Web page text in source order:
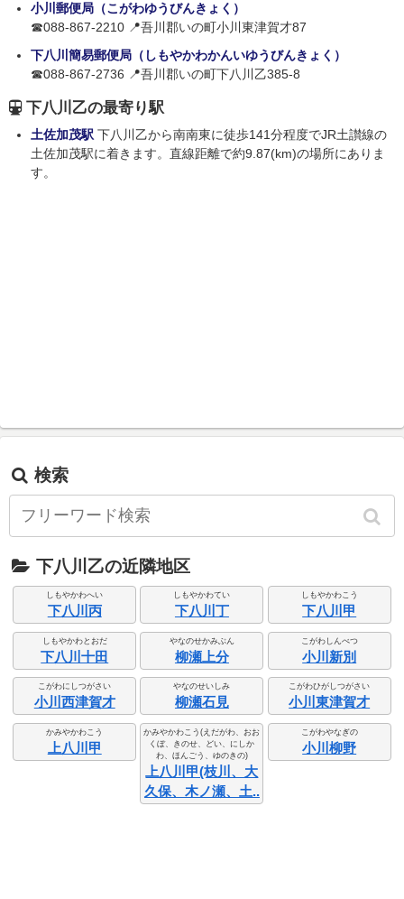
小川郵便局（こがわゆうびんきょく）
☎088-867-2210 📍吾川郡いの町小川東津賀才87
下八川簡易郵便局（しもやかわかんいゆうびんきょく）
☎088-867-2736 📍吾川郡いの町下八川乙385-8
下八川乙の最寄り駅
土佐加茂駅 下八川乙から南南東に徒歩141分程度でJR土讃線の
土佐加茂駅に着きます。直線距離で約9.87(km)の場所にありま
す。
検索
下八川乙の近隣地区
しもやかわへい
下八川丙
しもやかわてい
下八川丁
しもやかわこう
下八川甲
しもやかわとおだ
下八川十田
やなのせかみぶん
柳瀬上分
こがわしんべつ
小川新別
こがわにしつがさい
小川西津賀才
やなのせいしみ
柳瀬石見
こがわひがしつがさい
小川東津賀才
かみやかわこう
上八川甲
かみやかわこう(えだがわ、おお
くぼ、きのせ、どい、にしか
わ、ほんごう、ゆのきの)
上八川甲(枝川、大
久保、木ノ瀬、土..
こがわやなぎの
小川柳野